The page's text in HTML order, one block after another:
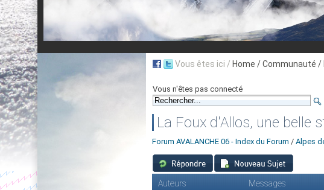
Vous êtes ici / Home / Communauté /
Vous n'êtes pas connecté
La Foux d'Allos, une belle
Forum AVALANCHE 06 - Index du Forum / Alpes
Auteurs Messages